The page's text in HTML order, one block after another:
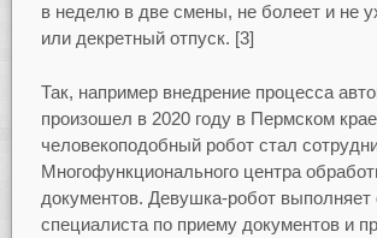
в неделю в две смены, не болеет и не
или декретный отпуск. [3]
Так, например внедрение процесса
произошел в 2020 году в Пермском
человекоподобный робот стал
Многофункционального центра
документов. Девушка-робот выполняет
специалиста по приему документов и